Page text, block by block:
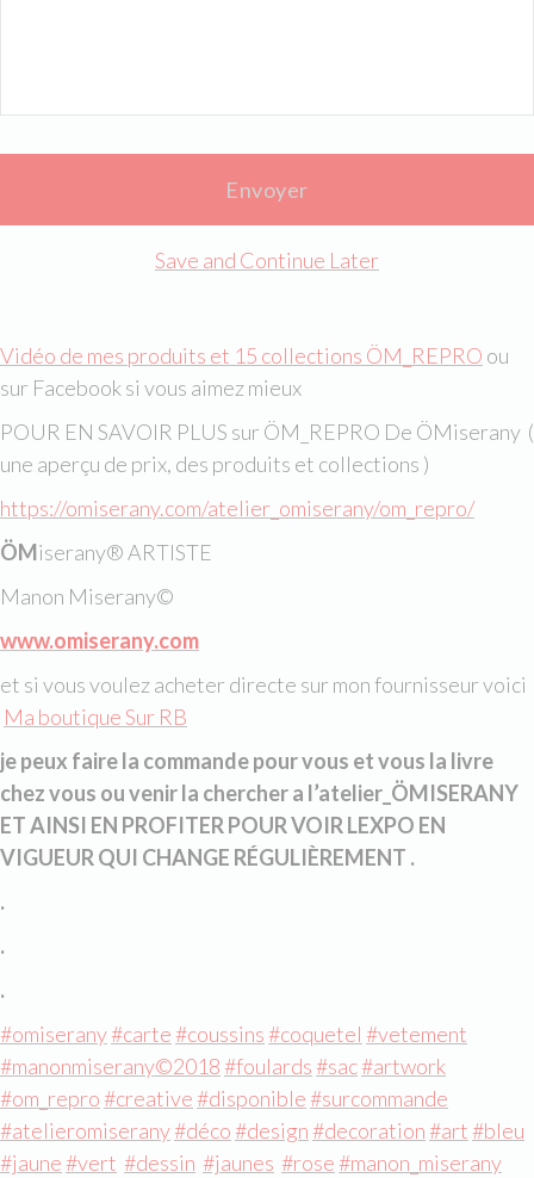
Save and Continue Later
Vidéo de mes produits et 15 collections ÖM_REPRO ou
sur Facebook si vous aimez mieux
POUR EN SAVOIR PLUS sur ÖM_REPRO De ÖMiserany (
une aperçu de prix, des produits et collections )
https://omiserany.com/atelier_omiserany/om_repro/
ÖMiserany® ARTISTE
Manon Miserany©
www.omiserany.com
et si vous voulez acheter directe sur mon fournisseur voici
Ma boutique Sur RB
je peux faire la commande pour vous et vous la livre
chez vous ou venir la chercher a l’atelier_ÖMISERANY
ET AINSI EN PROFITER POUR VOIR LEXPO EN
VIGUEUR QUI CHANGE RÉGULIÈREMENT .
.
.
.
#omiserany#carte #coussins #coquetel #vetement
#manonmiserany©️2018 #foulards #sac#artwork
#om_repro #creative #disponible #surcommande
#atelieromiserany#déco #design #decoration #art #bleu
#jaune #vert #dessin #jaunes #rose #manon_miserany